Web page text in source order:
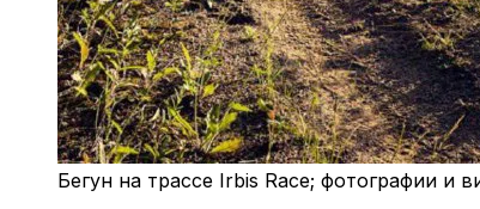
Бегун на трассе Irbis Race; фотографии и